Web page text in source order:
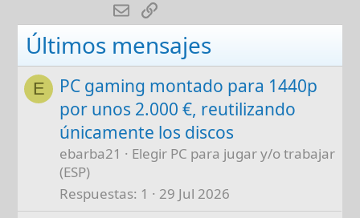
E-mailEnlace
Últimos mensajes
E
PC gaming montado para 1440p
por unos 2.000 €, reutilizando
únicamente los discos
ebarba21
Elegir PC para jugar y/o trabajar
(ESP)
Respuestas 1 29 Jul 2026